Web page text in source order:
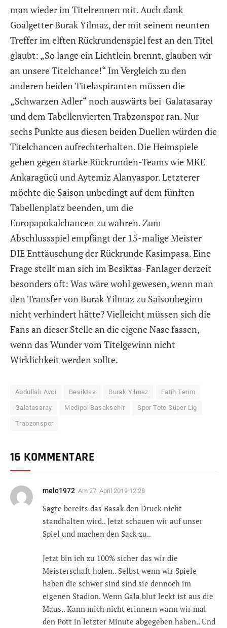
man wieder im Titelrennen mit. Auch dank
Goalgetter Burak Yilmaz, der mit seinem neunten
Treffer im elften Rückrundenspiel fest an den Titel
glaubt: „So lange ein Lichtlein brennt, glauben wir
an unsere Titelchance!“ Im Vergleich zu den
anderen beiden Titelaspiranten müssen die
„Schwarzen Adler“ noch auswärts bei Galatasaray
und dem Tabellenvierten Trabzonspor ran. Nur
sechs Punkte aus diesen beiden Duellen würden die
Titelchancen aufrechterhalten. Die Heimspiele
gehen gegen starke Rückrunden-Teams wie MKE
Ankaragücü und Aytemiz Alanyaspor. Letzterer
möchte die Saison unbedingt auf dem fünften
Tabellenplatz beenden, um die
Europapokalchancen zu wahren. Zum
Abschlussspiel empfängt der 15-malige Meister
DIE Enttäuschung der Rückrunde Kasimpasa. Eine
Frage stellt man sich im Besiktas-Fanlager derzeit
besonders oft: Was wäre wohl gewesen, wenn man
den Transfer von Burak Yilmaz zu Saisonbeginn
nicht verhindert hätte? Vielleicht müssen sich die
Fans an dieser Stelle an die eigene Nase fassen,
wenn das Wunder vom Titelgewinn nicht
Wirklichkeit werden sollte.
Abdullah Avci Besiktas Burak Yilmaz Fatih Terim
Galatasaray Medipol Basaksehir Spor Toto Süper Lig
Trabzonspor
16 KOMMENTARE
melo1972 Am 27. April 2019 12:28
Sagte bereits das Basak den Druck nicht
standhalten wird.. Jetzt schauen wir auf unser
Spiel und machen den Sack zu..
Jetzt bin ich zu 100% sicher das wir die
Meisterschaft holen.. Selbst wenn wir Spiele
haben die schwer sind sind sie dennoch im
eigenen Stadion. Wenn Gala blut leckt ist aus die
Maus.. Kann mich nicht erinnern wann wir mal
den Pott in letzter Minute abgegeben haben.. Und